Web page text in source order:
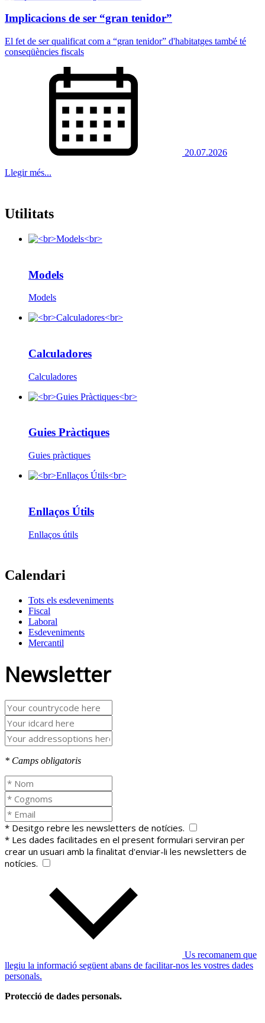
Implicacions de ser “gran tenidor”
El fet de ser qualificat com a “gran tenidor” d'habitatges també té
conseqüències fiscals
20.07.2026
Llegir més...
Utilitats
Models
Models
Calculadores
Calculadores
Guies Pràctiques
Guies pràctiques
Enllaços Útils
Enllaços útils
Calendari
Tots els esdeveniments
Fiscal
Laboral
Esdeveniments
Mercantil
Newsletter
* Camps obligatoris
* Desitgo rebre les newsletters de notícies.
* Les dades facilitades en el present formulari serviran per
crear un usuari amb la finalitat d'enviar-li les newsletters de
notícies.
Us recomanem que
llegiu la informació següent abans de facilitar-nos les vostres dades
personals.
Protecció de dades personals.